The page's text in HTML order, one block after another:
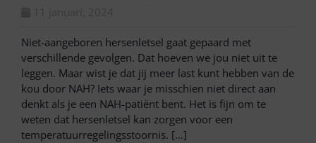
Niet-aangeboren hersenletsel gaat gepaard met
verschillende gevolgen. Dat hoeven we jou niet uit te
leggen. Maar wist je dat jij meer last kunt hebben van de
kou door NAH? Iets waar je misschien niet direct aan
denkt als je een NAH-patiënt bent. Het is fijn om te
weten dat hersenletsel kan zorgen voor een
temperatuurregelingsstoornis. […]